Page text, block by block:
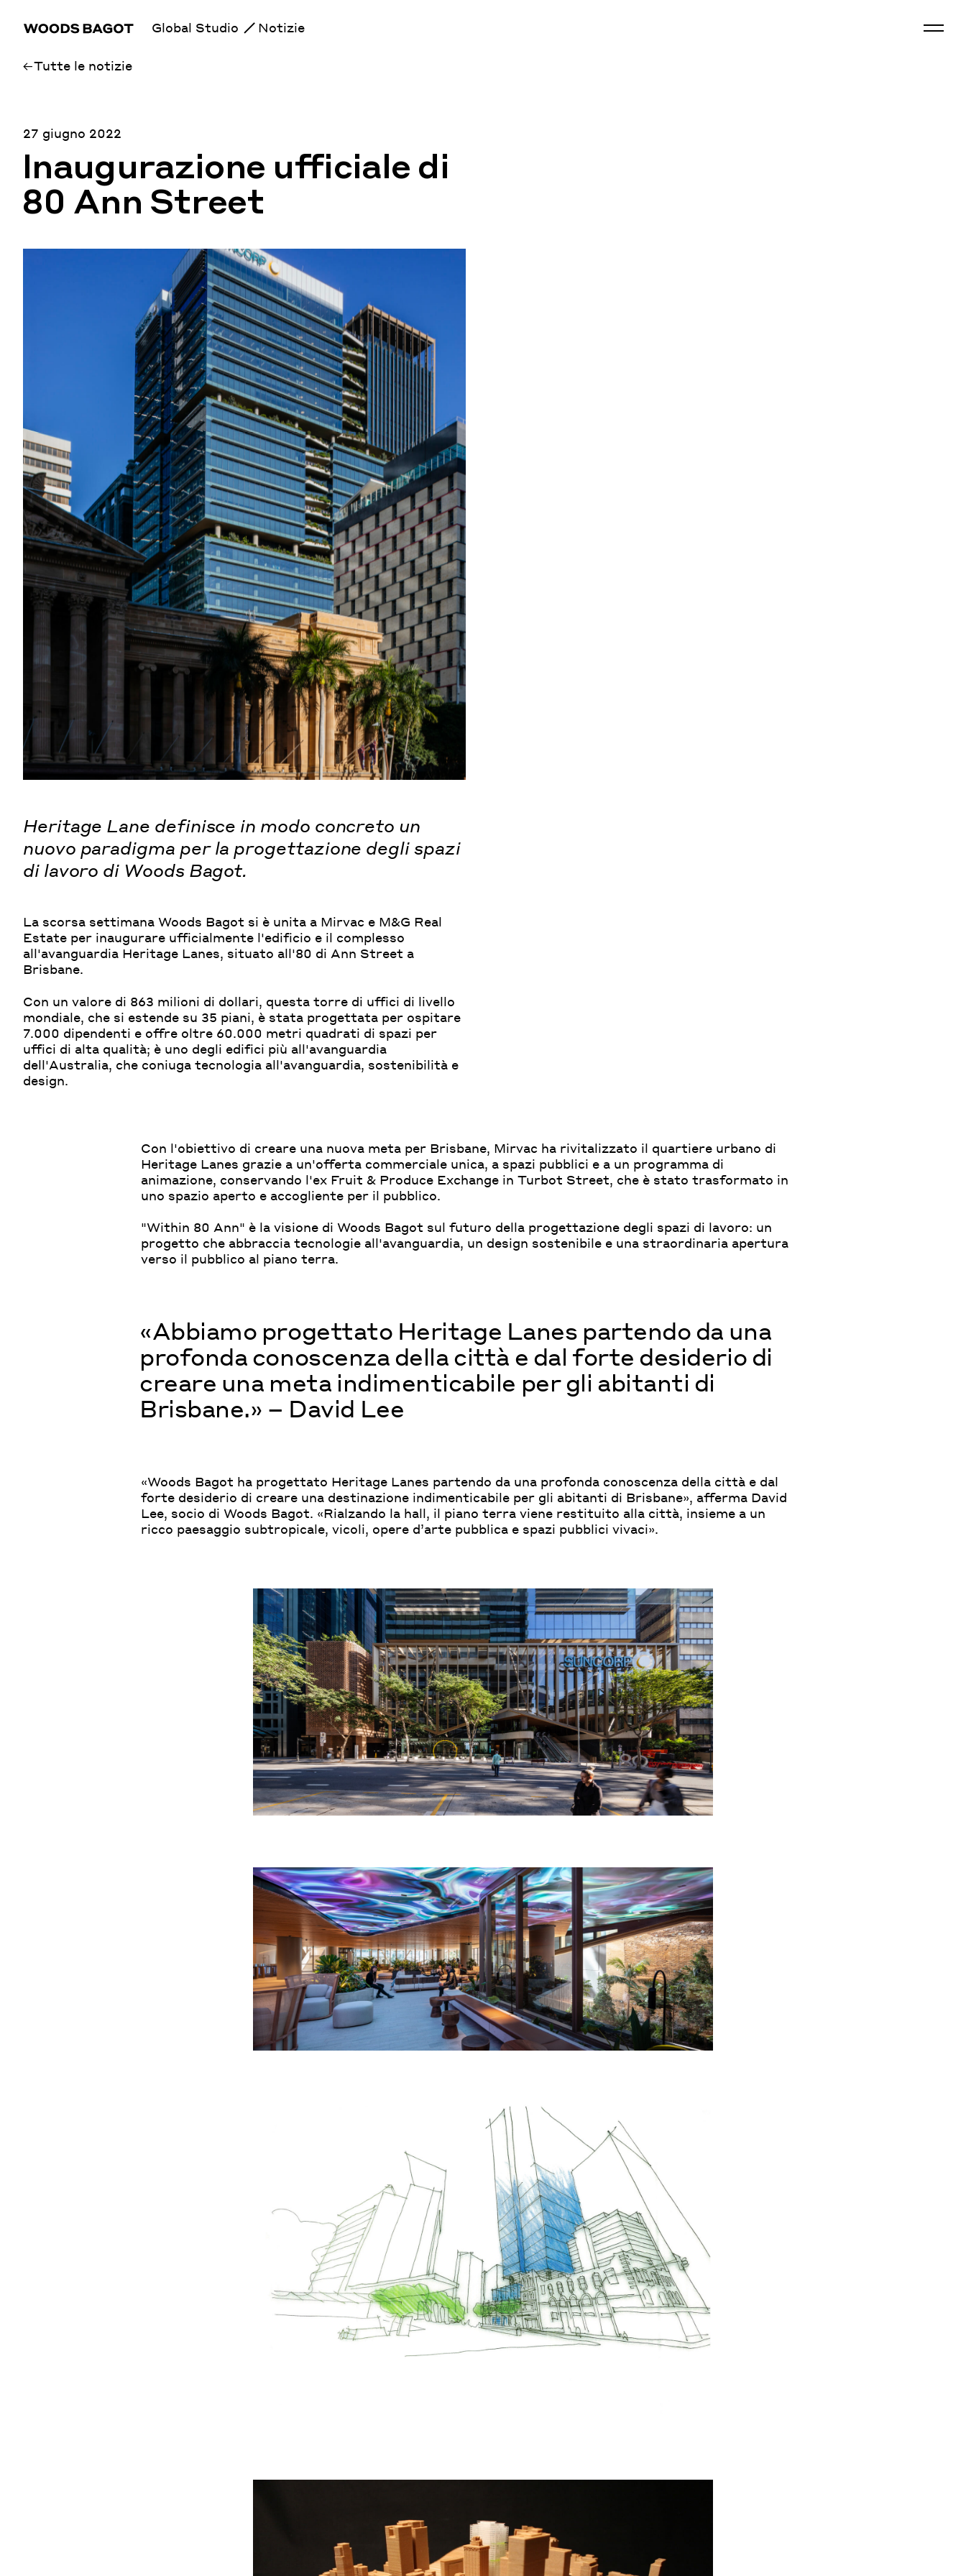
Global Studio Notizie
Tutte le notizie
27 giugno 2022
Inaugurazione ufficiale di
80 Ann Street
Heritage Lane definisce in modo concreto un
nuovo paradigma per la progettazione degli spazi
di lavoro di Woods Bagot.
La scorsa settimana Woods Bagot si è unita a Mirvac e M&G Real
Estate per inaugurare ufficialmente l'edificio e il complesso
all'avanguardia Heritage Lanes, situato all'80 di Ann Street a
Brisbane.
Con un valore di 863 milioni di dollari, questa torre di uffici di livello
mondiale, che si estende su 35 piani, è stata progettata per ospitare
7.000 dipendenti e offre oltre 60.000 metri quadrati di spazi per
uffici di alta qualità; è uno degli edifici più all'avanguardia
dell'Australia, che coniuga tecnologia all'avanguardia, sostenibilità e
design.
Con l'obiettivo di creare una nuova meta per Brisbane, Mirvac ha rivitalizzato il quartiere urbano di
Heritage Lanes grazie a un'offerta commerciale unica, a spazi pubblici e a un programma di
animazione, conservando l'ex Fruit & Produce Exchange in Turbot Street, che è stato trasformato in
uno spazio aperto e accogliente per il pubblico.
"Within 80 Ann" è la visione di Woods Bagot sul futuro della progettazione degli spazi di lavoro: un
progetto che abbraccia tecnologie all'avanguardia, un design sostenibile e una straordinaria apertura
verso il pubblico al piano terra.
«Abbiamo progettato Heritage Lanes partendo da una
profonda conoscenza della città e dal forte desiderio di
creare una meta indimenticabile per gli abitanti di
Brisbane.» – David Lee
«Woods Bagot ha progettato Heritage Lanes partendo da una profonda conoscenza della città e dal
forte desiderio di creare una destinazione indimenticabile per gli abitanti di Brisbane», afferma David
Lee, socio di Woods Bagot. «Rialzando la hall, il piano terra viene restituito alla città, insieme a un
ricco paesaggio subtropicale, vicoli, opere d’arte pubblica e spazi pubblici vivaci».